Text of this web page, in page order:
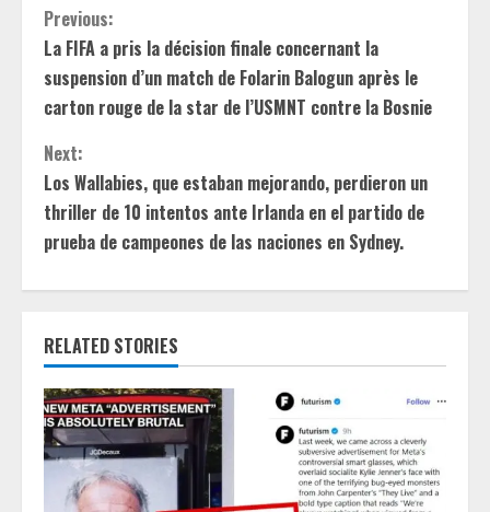
C
o
n
t
i
n
u
e
R
e
a
Previous:
La FIFA a pris la décision finale concernant la
suspension d’un match de Folarin Balogun après le
carton rouge de la star de l’USMNT contre la Bosnie
Next:
Los Wallabies, que estaban mejorando, perdieron un
thriller de 10 intentos ante Irlanda en el partido de
prueba de campeones de las naciones en Sydney.
RELATED STORIES